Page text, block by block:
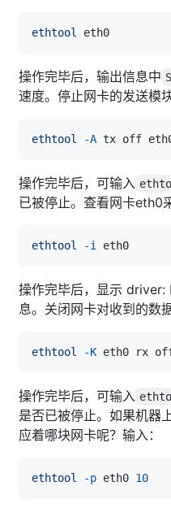
ethtool
操作完毕后，输出信息中
速度。停止网卡的发送模
ethtool -A
操作完毕后，可输入
已被停止。查看网卡eth0
ethtool -i
操作完毕后，显示
息。关闭网卡对收到的数
ethtool -K
操作完毕后，可输入
是否已被停止。如果机器
应着哪块网卡呢？输入：
ethtool -p eth0 10